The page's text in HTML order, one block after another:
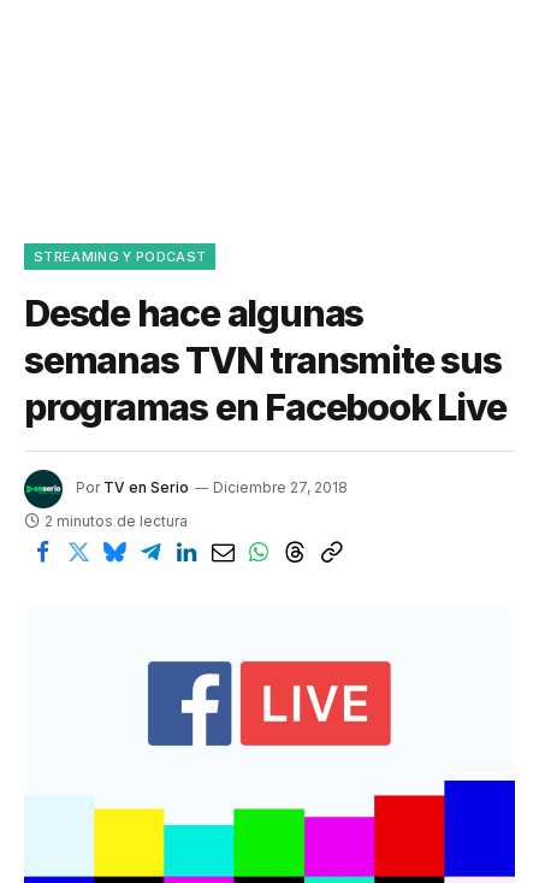
STREAMING Y PODCAST
Desde hace algunas
semanas TVN transmite sus
programas en Facebook Live
Por TV en Serio
Diciembre 27, 2018
2 minutos de lectura